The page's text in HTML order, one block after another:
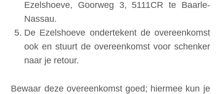
Ezelshoeve, Goorweg 3, 5111CR te Baarle-
Nassau.
De Ezelshoeve ondertekent de overeenkomst
ook en stuurt de overeenkomst voor schenker
naar je retour.
Bewaar deze overeenkomst goed; hiermee kun je